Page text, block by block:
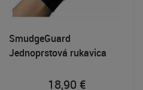
SmudgeGuard
Jednoprstová rukavica
18,90 €